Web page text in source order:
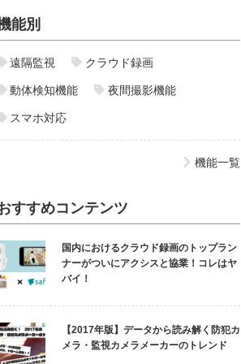
能別
遠隔監視 クラウド録画
動体検知機能 夜間撮影機能
スマホ対応
機能一覧
すすめコンテンツ
国内におけるクラウド録画のトップラン
ナーがついにアクシスと協業！コレはヤ
バイ！
【2017年版】データから読み解く防犯カ
メラ・監視カメラメーカーのトレンド